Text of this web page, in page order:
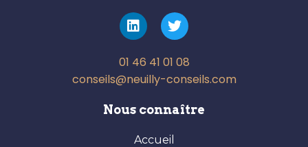
01 46 41 01 08
conseils@neuilly-conseils.com
Nous connaître
Accueil